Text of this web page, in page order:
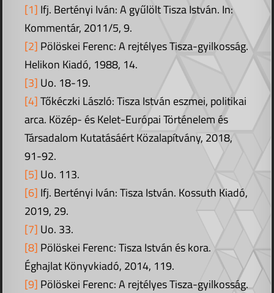
[1] Ifj. Bertényi Iván: A gyűlölt Tisza István. In:
Kommentár, 2011/5, 9.
[2] Pölöskei Ferenc: A rejtélyes Tisza-gyilkosság.
Helikon Kiadó, 1988, 14.
[3] Uo. 18-19.
[4]Tőkéczki László: Tisza István eszmei, politikai
arca. Közép- és Kelet-Európai Történelem és
Társadalom Kutatásáért Közalapítvány, 2018,
91-92.
[5] Uo. 113.
[6] Ifj. Bertényi Iván: Tisza István. Kossuth Kiadó,
2019, 29.
[7] Uo. 33.
[8] Pölöskei Ferenc: Tisza István és kora.
Éghajlat Könyvkiadó, 2014, 119.
[9] Pölöskei Ferenc: A rejtélyes Tisza-gyilkosság.